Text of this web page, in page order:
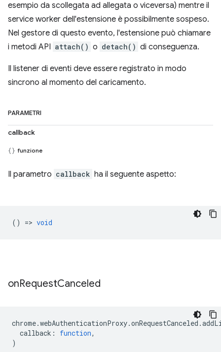
esempio da scollegata ad allegata o viceversa) mentre il
service worker dell'estensione è possibilmente sospeso.
Nel gestore di questo evento, l'estensione può chiamare
i metodi API attach() o detach() di conseguenza.
Il listener di eventi deve essere registrato in modo
sincrono al momento del caricamento.
PARAMETRI
callback
funzione
Il parametro callback ha il seguente aspetto:
() => void
onRequestCanceled
chrome.webAuthenticationProxy.onRequestCanceled .
callback : function,
)